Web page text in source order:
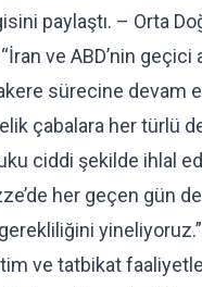
paylaştı. – Orta
ve ABD’nin geçici
sürecine
çabalara her türlü
ciddi şekilde ihlal
her geçen gün
ve tatbikat